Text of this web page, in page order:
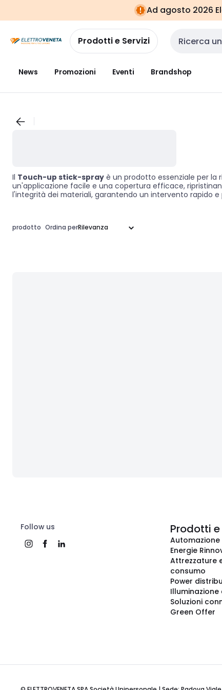
navigazionealla
pagina
Ad agosto 2026
Prodotti e Servizi Cerca input
News Promozioni Eventi Brandshop
Il Touch-up stick-spray è un prodotto essenziale per la
un'applicazione facile e una copertura efficace,
l'integrità dei materiali, garantendo un intervento rapido e
prodotto Ordina per
Follow us Prodotti
Energie
Attrezzature
consumo
Power
Soluzioni
Green Offer